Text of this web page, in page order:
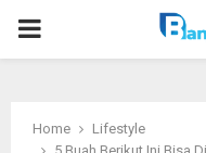
P
Home
Lifestyle